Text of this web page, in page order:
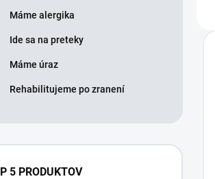
Máme alergika
Ide sa na preteky
Máme úraz
Rehabilitujeme po zranení
5 PRODUKTOV